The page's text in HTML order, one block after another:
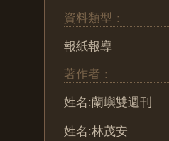
資料類型：
報紙報導
著作者：
姓名:蘭嶼雙週刊
姓名:林茂安